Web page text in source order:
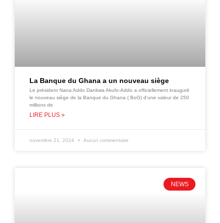
La Banque du Ghana a un nouveau siège
Le président Nana Addo Dankwa Akufo-Addo a officiellement inauguré
le nouveau siège de la Banque du Ghana ( BoG) d’une valeur de 250
millions de
LIRE PLUS »
novembre 21, 2024 Aucun commentaire
NEWS